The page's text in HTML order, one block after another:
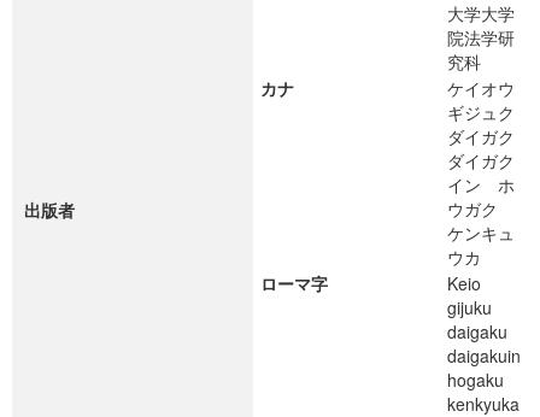
出版者
大学大学
院法学研
究科
カナ
ケイオウ
ギジュク
ダイガク
ダイガク
イン ホ
ウガク
ケンキュ
ウカ
ローマ字
Keio
gijuku
daigaku
daigakuin
hogaku
kenkyuka